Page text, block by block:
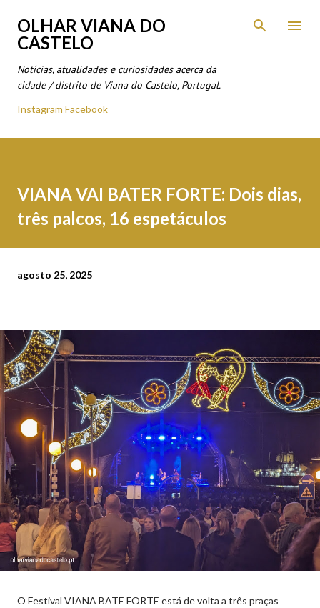
Avançar para o conteúdo principal
OLHAR VIANA DO
CASTELO
Notícias, atualidades e curiosidades acerca da
cidade / distrito de Viana do Castelo, Portugal.
Instagram Facebook
VIANA VAI BATER FORTE: Dois dias,
três palcos, 16 espetáculos
agosto 25, 2025
O Festival VIANA BATE FORTE está de volta a três praças